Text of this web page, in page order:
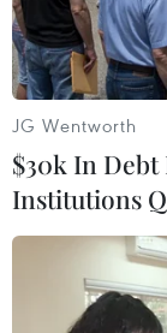
Ảnh chỉ có
JG Wentworth
$30k In Debt
Institutions